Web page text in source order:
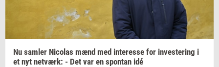
Nu sam­ler Ni­co­las mænd med in­ter­es­se for in­ve­ste­ring i
et nyt net­værk: - Det var en spon­tan idé